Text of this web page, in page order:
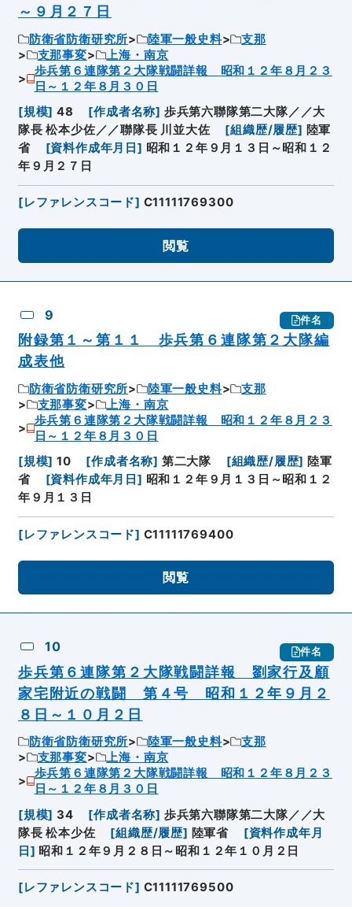
～９月２７日
防衛省防衛研究所 陸軍一般史料
支那
支那事変
上海・南京
歩兵第６連隊第２大隊戦闘詳報 昭和１２年８月２３
日～１２年８月３０日
[規模] 48 [作成者名称] 歩兵第六聯隊第二大隊／／大
隊長 松本少佐／／聯隊長 川並大佐
[組織歴/履歴] 陸軍
省
[資料作成年月日 ] 昭和１２年９月１３日～昭和１２
年９月２７日
[レファレンスコード] C11111769300
閲覧
9 件名
附録第１～第１１ 歩兵第６連隊第２大隊編
成表他
防衛省防衛研究所 陸軍一般史料
支那
支那事変
上海・南京
歩兵第６連隊第２大隊戦闘詳報 昭和１２年８月２３
日～１２年８月３０日
[規模] 10 [作成者名称] 第二大隊 [組織歴/履歴] 陸軍
省
[資料作成年月日 ] 昭和１２年９月１３日～昭和１２
年９月１３日
[レファレンスコード] C11111769400
閲覧
10 件名
歩兵第６連隊第２大隊戦闘詳報 劉家行及顧
家宅附近の戦闘 第４号 昭和１２年９月２
８日～１０月２日
防衛省防衛研究所 陸軍一般史料
支那
支那事変
上海・南京
歩兵第６連隊第２大隊戦闘詳報 昭和１２年８月２３
日～１２年８月３０日
[規模] 34 [作成者名称] 歩兵第六聯隊第二大隊／／大
隊長 松本少佐
[組織歴/履歴] 陸軍省 [資料作成年月
日 ] 昭和１２年９月２８日～昭和１２年１０月２日
[レファレンスコード] C11111769500